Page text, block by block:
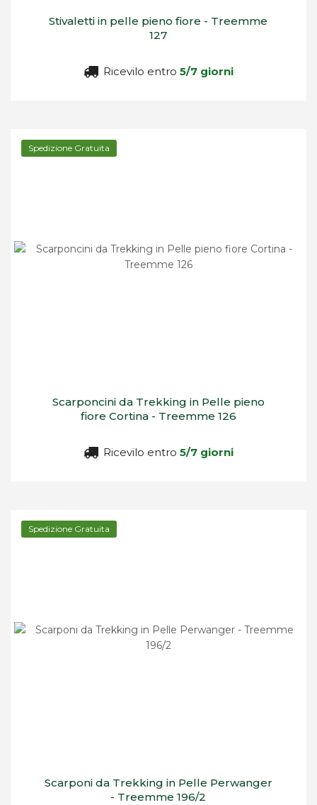
Stivaletti in pelle pieno fiore - Treemme
127
Ricevilo entro 5/7 giorni
Spedizione Gratuita
Scarponcini da Trekking in Pelle pieno
fiore Cortina - Treemme 126
Ricevilo entro 5/7 giorni
Spedizione Gratuita
Scarponi da Trekking in Pelle Perwanger
- Treemme 196/2